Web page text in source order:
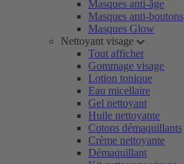
Masques anti-âge
Masques anti-boutons
Masques Glow
Nettoyant visage
Tout afficher
Gommage visage
Lotion tonique
Eau micellaire
Gel nettoyant
Huile nettoyante
Cotons démaquillants
Crème nettoyante
Démaquillant